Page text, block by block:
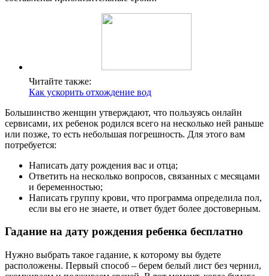
Читайте также:
Как ускорить отхождение вод
Большинство женщин утверждают, что пользуясь онлайн
сервисами, их ребенок родился всего на несколько ней раньше
или позже, то есть небольшая погрешность. Для этого вам
потребуется:
Написать дату рождения вас и отца;
Ответить на несколько вопросов, связанных с месяцами
и беременностью;
Написать группу крови, что программа определила пол,
если вы его не знаете, и ответ будет более достоверным.
Гадание на дату рождения ребенка бесплатно
Нужно выбрать такое гадание, к которому вы будете
расположены. Первый способ – берем белый лист без чернил,